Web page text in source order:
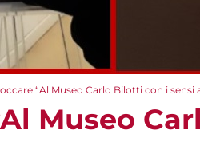
“Al Museo Carlo Bilotti con i sensi
Museo